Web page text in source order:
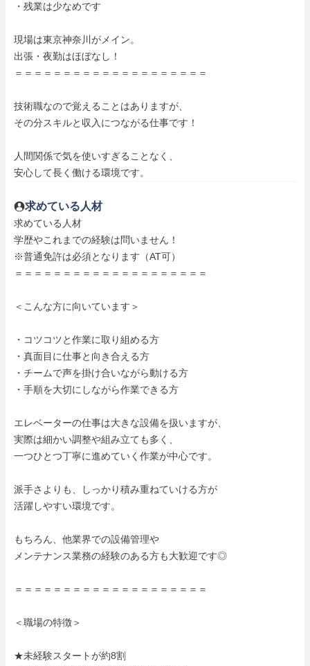
・残業は少なめです
現場は東京神奈川がメイン。
出張・夜勤はほぼなし！
＝＝＝＝＝＝＝＝＝＝＝＝＝＝＝＝＝＝＝＝
技術職なので覚えることはありますが、
その分スキルと収入につながる仕事です！
人間関係で気を使いすぎることなく、
安心して長く働ける環境です。
求めている人材
求めている人材
学歴やこれまでの経験は問いません！
※普通免許は必須となります（AT可）
＝＝＝＝＝＝＝＝＝＝＝＝＝＝＝＝＝＝＝＝
＜こんな方に向いています＞
・コツコツと作業に取り組める方
・真面目に仕事と向き合える方
・チームで声を掛け合いながら動ける方
・手順を大切にしながら作業できる方
エレベーターの仕事は大きな設備を扱いますが、
実際は細かい調整や組み立ても多く、
一つひとつ丁寧に進めていく作業が中心です。
派手さよりも、しっかり積み重ねていける方が
活躍しやすい環境です。
もちろん、他業界での設備管理や
メンテナンス業務の経験のある方も大歓迎です◎
＝＝＝＝＝＝＝＝＝＝＝＝＝＝＝＝＝＝＝＝
＜職場の特徴＞
★未経験スタートが約8割